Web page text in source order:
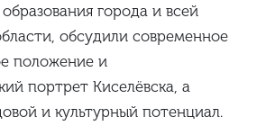
города и всей
обсудили современное
положение и
портрет Киселёвска, а
и культурный потенциал.